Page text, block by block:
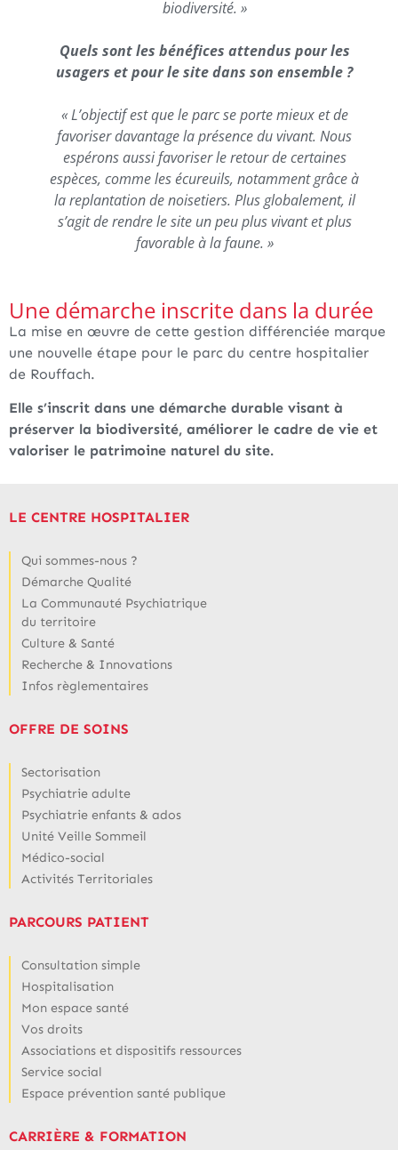
biodiversité. »
Quels sont les bénéfices attendus pour les
usagers et pour le site dans son ensemble ?
« L’objectif est que le parc se porte mieux et de
favoriser davantage la présence du vivant. Nous
espérons aussi favoriser le retour de certaines
espèces, comme les écureuils, notamment grâce à
la replantation de noisetiers. Plus globalement, il
s’agit de rendre le site un peu plus vivant et plus
favorable à la faune. »
Une démarche inscrite dans la durée
La mise en œuvre de cette gestion différenciée marque
une nouvelle étape pour le parc du centre hospitalier
de Rouffach.
Elle s’inscrit dans une démarche durable visant à
préserver la biodiversité, améliorer le cadre de vie et
valoriser le patrimoine naturel du site.
LE CENTRE HOSPITALIER
Qui sommes-nous ?
Démarche Qualité
La Communauté Psychiatrique
du territoire
Culture & Santé
Recherche & Innovations
Infos règlementaires
OFFRE DE SOINS
Sectorisation
Psychiatrie adulte
Psychiatrie enfants & ados
Unité Veille Sommeil
Médico-social
Activités Territoriales
PARCOURS PATIENT
Consultation simple
Hospitalisation
Mon espace santé
Vos droits
Associations et dispositifs ressources
Service social
Espace prévention santé publique
CARRIÈRE & FORMATION